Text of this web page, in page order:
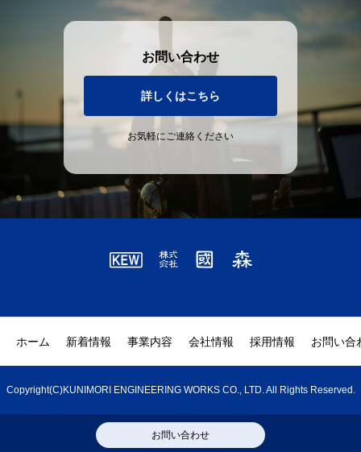
お問い合わせ
詳しくはこちら
お気軽にご連絡ください
ホーム 新着情報 事業内容 会社情報 採用情報 お問い合
Copyright(C)KUNIMORI ENGINEERING WORKS CO., LTD. All Rights Reserved.
お問い合わせ